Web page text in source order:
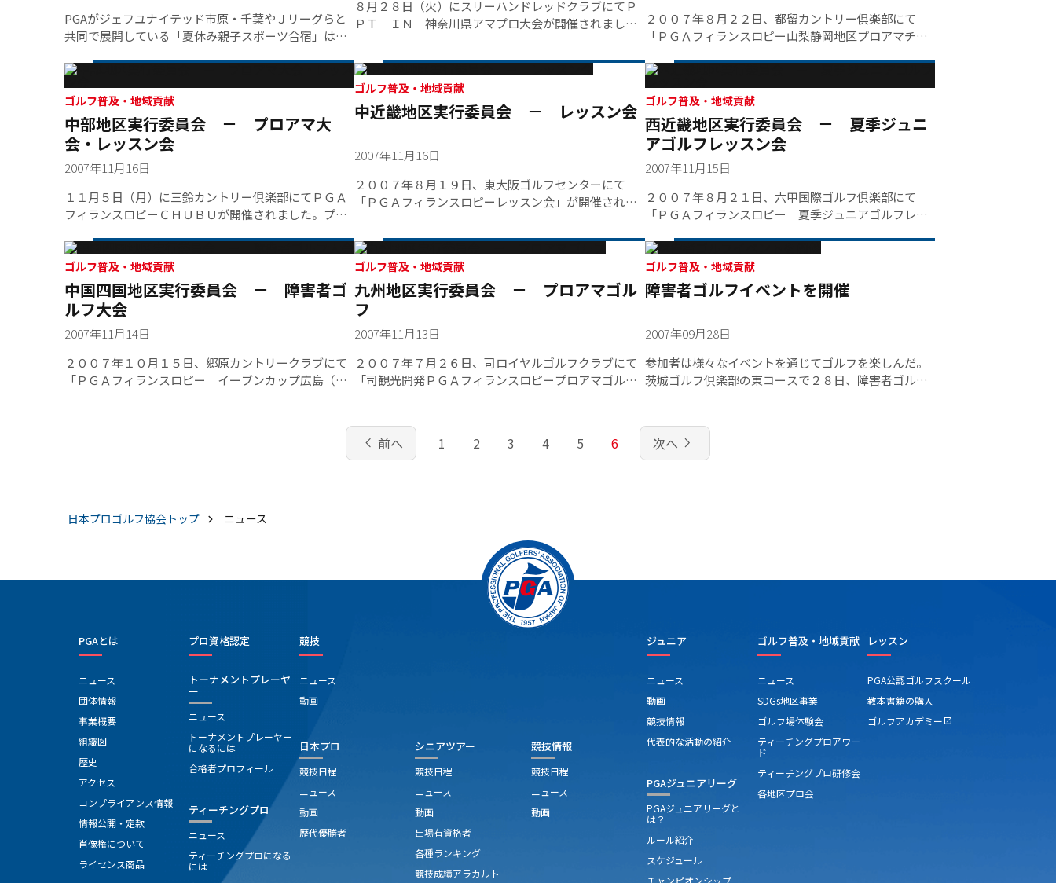
PGAがジェフユナイテッド市原・千葉やＪリーグらと
共同で展開している「夏休み親子スポーツ合宿」は、
アロビクスセンターで、そしてゴルフの部では真名カ
ントリー倶楽部にて実施され無事終了いたしました。
今年で8回目を迎えるこのイベントは、競技の垣根を超
えスポーツや自然のすばらしさを楽しんでもらおう
と、サッカーをジェフ、ゴルフをPGA所属のプロが指
導し、夜はキャンプファイアーなどの自然体験を親子
で体験してもらいました。
８月２８日（火）にスリーハンドレッドクラブにてＰ
ＰＴ ＩＮ 神奈川県アマプロ大会が開催されまし
名が参加しました。【チャリティ】・神奈川新聞厚生
文化事業団 １００，０００円
２００７年８月２２日、都留カントリー倶楽部にて
「ＰＧＡフィランスロピー山梨静岡地区プロアマチャ
静岡県や山梨県からアマチュア１４７名とプロゴルフ
ァー５０名、計１９７名 が参加。 アマチュア３人に
プロ１人が付き指導しながらのラウンド、またホール
アウト後も練習場にてレッスン会を開催し交流を深め
ました。【チャリティ報告】・（財）山梨日日新聞厚
生文化事業団 １００，０００円・社会福祉法人都
留市社会福祉協議会 ３９４，０００円
ゴルフ普及・地域貢献
中部地区実行委員会 － プロアマ大
会・レッスン会
2007年11月16日
１１月５日（月）に三鈴カントリー倶楽部にてＰＧＡ
フィランスロピーＣＨＵＢＵが開催されました。プロ
８名、アマチュア８３名、ＬＰＧＡ会員２名の総勢１
１３名が参加しました。【チャリティ】 ・社会福
祉法人中日新聞社会事業団 ２５０，０００円
ゴルフ普及・地域貢献
中近畿地区実行委員会 － レッスン会
2007年11月16日
２００７年８月１９日、東大阪ゴルフセンターにて
「ＰＧＡフィランスロピーレッスン会」が開催されま
されていた“２４時間テレビ”と連動し、５名のプロが
練習場に待機、５００円以上の寄付をしていただいた
方なら誰でもプロのレッスンを受けることができ、そ
の様子が２４時間テレビ内で紹介されました。最終的
に５５名がレッスンを受け、集まった寄付金はそのま
た。
ゴルフ普及・地域貢献
西近畿地区実行委員会 － 夏季ジュニ
アゴルフレッスン会
2007年11月15日
２００７年８月２１日、六甲国際ゴルフ倶楽部にて
「ＰＧＡフィランスロピー 夏季ジュニアゴルフレッ
盟に登録している生徒を対象に、打撃練習・バンカ
ー・アプローチ・パッティングなどの無料レッスン会
を実施しました。今年はジュニア５７名が参加し、８
名のプロがレッスンを行いました。
ゴルフ普及・地域貢献
中国四国地区実行委員会 － 障害者ゴ
ルフ大会
2007年11月14日
２００７年１０月１５日、郷原カントリークラブにて
「ＰＧＡフィランスロピー イーブンカップ広島（障
増進を図るとともに、明朗・快活かつ積極的な活動意
広島県身体障害者団体連合会より、当大会実行委員会
ゴルフ普及・地域貢献
九州地区実行委員会 － プロアマゴル
フ
2007年11月13日
２００７年７月２６日、司ロイヤルゴルフクラブにて
「司観光開発ＰＧＡフィランスロピープロアマゴル
あわせて社会貢献を目的としたものであり、プロ５０
名・アマチュア１４７名が参加しました。【チャリテ
ゴルフ普及・地域貢献
障害者ゴルフイベントを開催
2007年09月28日
参加者は様々なイベントを通じてゴルフを楽しんだ。
茨城ゴルフ倶楽部の東コースで２８日、障害者ゴルフ
２名の参加者はラウンドレッスンや、スナッグゴルフ
などのイベントを体験した。イベントの最後には、西
chevron_left 前へ 1 2 3 4 5 6 次へ navigate_next
日本プロゴルフ協会 トップ ニュース
PGAとは
ニュース
団体情報
事業概要
組織図
歴史
アクセス
コンプライアンス情報
情報公開・定款
肖像権について
ライセンス商品
プロ資格認定
トーナメントプレーヤ
ー
ニュース
トーナメントプレーヤー
になるには
合格者プロフィール
ティーチングプロ
ニュース
ティーチングプロになる
には
競技
ニュース
動画
日本プロ
競技日程
ニュース
動画
歴代優勝者
シニアツアー
競技日程
ニュース
動画
出場有資格者
各種ランキング
競技成績アラカルト
競技情報
競技日程
ニュース
動画
ジュニア
ニュース
動画
競技情報
代表的な活動の紹介
PGAジュニアリーグ
PGAジュニアリーグと
は？
ルール紹介
スケジュール
ゴルフ普及・地域貢献
ニュース
SDGs地区事業
ゴルフ場体験会
ティーチングプロアワー
ド
ティーチングプロ研修会
各地区プロ会
レッスン
PGA公認ゴルフスクール
教本書籍の購入
ゴルフアカデミー open_in_new